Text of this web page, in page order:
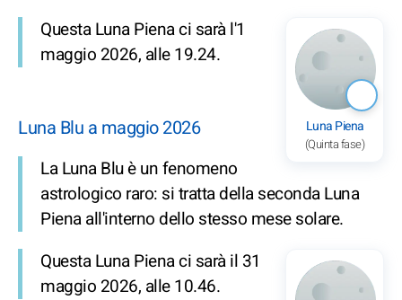
Luna Piena
(Quinta fase)
Questa Luna Piena ci sarà l'1
maggio 2026, alle 19.24.
Luna Blu a maggio 2026
La Luna Blu è un fenomeno
astrologico raro: si tratta della seconda Luna
Piena all'interno dello stesso mese solare.
Questa Luna Piena ci sarà il 31
maggio 2026, alle 10.46.